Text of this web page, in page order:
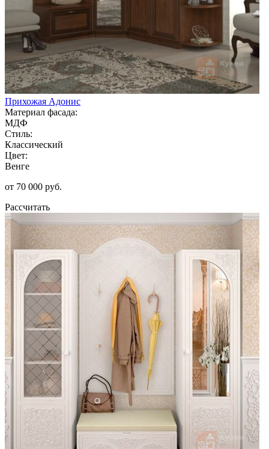
Прихожая Адонис
Материал фасада:
МДФ
Стиль:
Классический
Цвет:
Венге
от 70 000 руб.
Рассчитать